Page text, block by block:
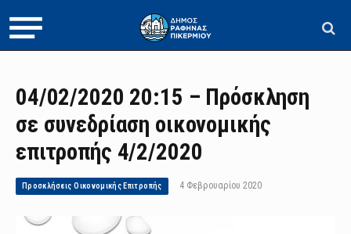
04/02/2020 20:15 – Πρόσκληση
σε συνεδρίαση οικονομικής
επιτροπής 4/2/2020
Προσκλήσεις Οικονομικής Επιτροπής 4 Φεβρουαρίου 2020